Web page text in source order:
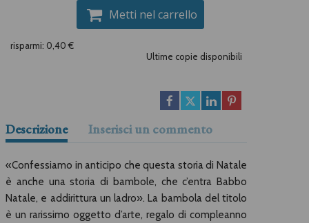
Metti nel carrello
risparmi: 0,40 €
Ultime copie disponibili
Descrizione Inserisci un commento
«Confessiamo in anticipo che questa storia di Natale
è anche una storia di bambole, che c’entra Babbo
Natale, e addirittura un ladro». La bambola del titolo
è un rarissimo oggetto d’arte, regalo di compleanno